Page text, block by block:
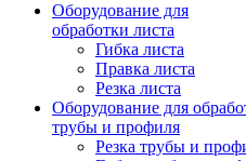
Оборудование для
обработки листа
Гибка листа
Правка листа
Резка листа
Оборудование для
трубы и профиля
Резка трубы и